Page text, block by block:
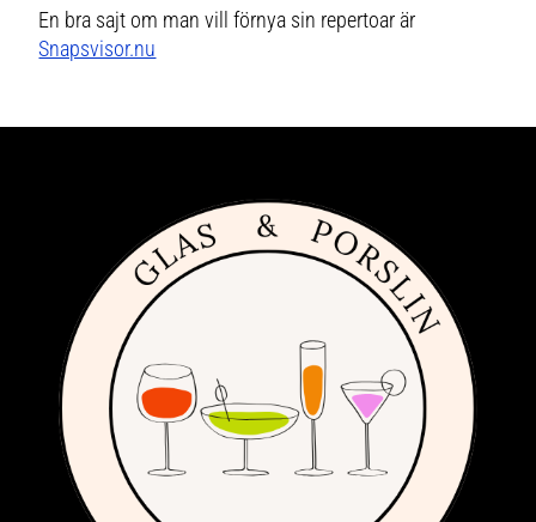
En bra sajt om man vill förnya sin repertoar är
Snapsvisor.nu